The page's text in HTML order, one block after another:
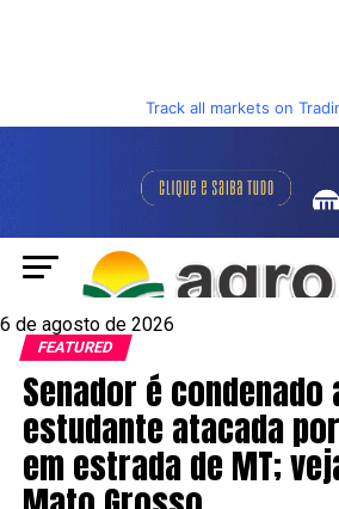
Track all markets on
6 de agosto de 2026
FEATURED
Senador é condenado
estudante atacada
em estrada de MT;